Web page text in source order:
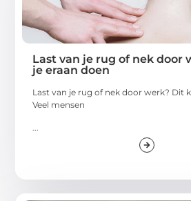
Last van je rug of nek door
je eraan doen
Last van je rug of nek door werk? Dit
Veel mensen